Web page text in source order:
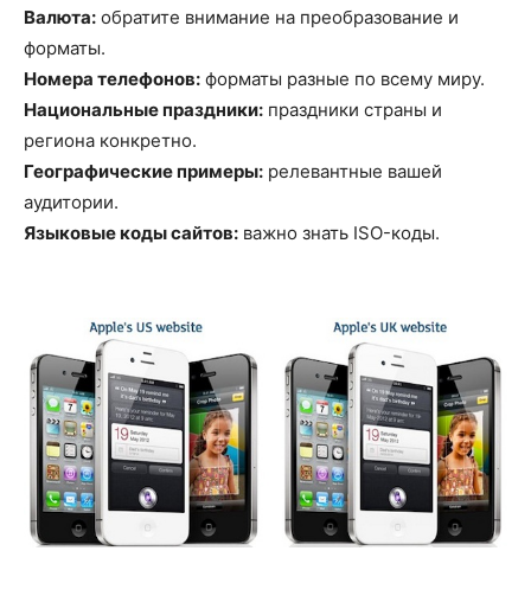
Валюта: обратите внимание на преобразование и
форматы.
Номера телефонов: форматы разные по всему миру.
Национальные праздники: праздники страны и
региона конкретно.
Географические примеры: релевантные вашей
аудитории.
Языковые коды сайтов: важно знать ISO-коды.